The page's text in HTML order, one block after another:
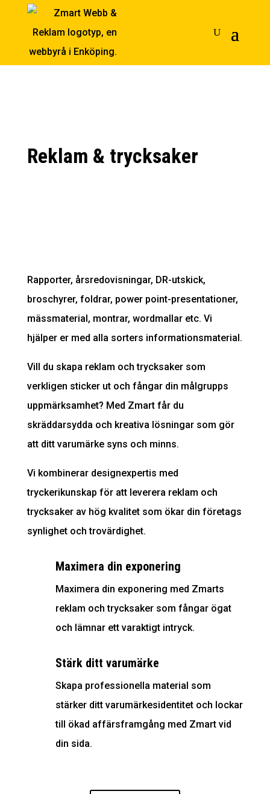
Reklam & trycksaker
Rapporter, årsredovisningar, DR-utskick,
broschyrer, foldrar, power point-presentationer,
mässmaterial, montrar, wordmallar etc. Vi
hjälper er med alla sorters informationsmaterial.
Vill du skapa reklam och trycksaker som
verkligen sticker ut och fångar din målgrupps
uppmärksamhet? Med Zmart får du
skräddarsydda och kreativa lösningar som gör
att ditt varumärke syns och minns.
Vi kombinerar designexpertis med
tryckerikunskap för att leverera reklam och
trycksaker av hög kvalitet som ökar din företags
synlighet och trovärdighet.
Maximera din exponering
Maximera din exponering med Zmarts
reklam och trycksaker som fångar ögat
och lämnar ett varaktigt intryck.
Stärk ditt varumärke
Skapa professionella material som
stärker ditt varumärkesidentitet och lockar
till ökad affärsframgång med Zmart vid
din sida.